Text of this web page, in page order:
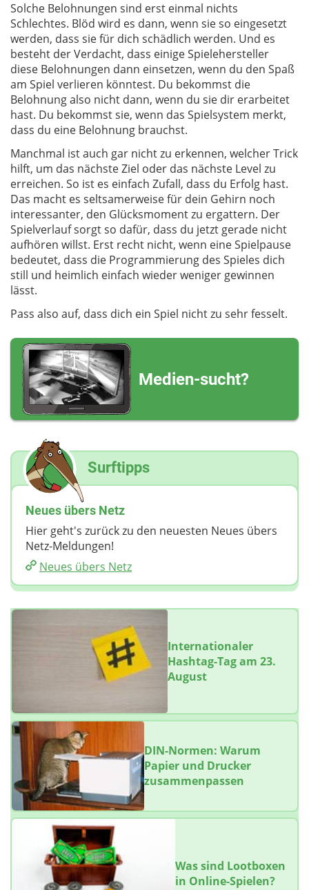
Solche Belohnungen sind erst einmal nichts
Schlechtes. Blöd wird es dann, wenn sie so eingesetzt
werden, dass sie für dich schädlich werden. Und es
besteht der Verdacht, dass einige Spielehersteller
diese Belohnungen dann einsetzen, wenn du den Spaß
am Spiel verlieren könntest. Du bekommst die
Belohnung also nicht dann, wenn du sie dir erarbeitet
hast. Du bekommst sie, wenn das Spielsystem merkt,
dass du eine Belohnung brauchst.
Manchmal ist auch gar nicht zu erkennen, welcher Trick
hilft, um das nächste Ziel oder das nächste Level zu
erreichen. So ist es einfach Zufall, dass du Erfolg hast.
Das macht es seltsamerweise für dein Gehirn noch
interessanter, den Glücksmoment zu ergattern. Der
Spielverlauf sorgt so dafür, dass du jetzt gerade nicht
aufhören willst. Erst recht nicht, wenn eine Spielpause
bedeutet, dass die Programmierung des Spieles dich
still und heimlich einfach wieder weniger gewinnen
lässt.
Pass also auf, dass dich ein Spiel nicht zu sehr fesselt.
Medien-sucht?
Surftipps
Neues übers Netz
Hier geht's zurück zu den neuesten Neues übers
Netz-Meldungen!
Neues übers Netz
Internationaler
Hashtag-Tag am 23.
August
DIN-Normen: Warum
Papier und Drucker
zusammenpassen
Was sind Lootboxen
in Online-Spielen?